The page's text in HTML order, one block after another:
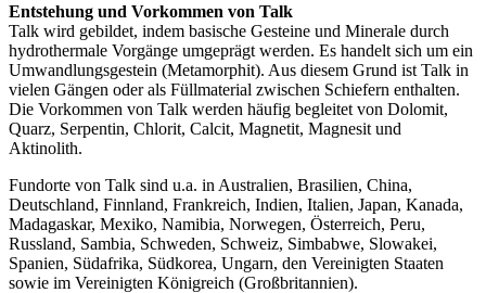
Entstehung und Vorkommen von Talk
Talk wird gebildet, indem basische Gesteine und Minerale durch
hydrothermale Vorgänge umgeprägt werden. Es handelt sich um ein
Umwandlungsgestein (Metamorphit). Aus diesem Grund ist Talk in
vielen Gängen oder als Füllmaterial zwischen Schiefern enthalten.
Die Vorkommen von Talk werden häufig begleitet von Dolomit,
Quarz, Serpentin, Chlorit, Calcit, Magnetit, Magnesit und
Aktinolith.
Fundorte von Talk sind u.a. in Australien, Brasilien, China,
Deutschland, Finnland, Frankreich, Indien, Italien, Japan, Kanada,
Madagaskar, Mexiko, Namibia, Norwegen, Österreich, Peru,
Russland, Sambia, Schweden, Schweiz, Simbabwe, Slowakei,
Spanien, Südafrika, Südkorea, Ungarn, den Vereinigten Staaten
sowie im Vereinigten Königreich (Großbritannien).